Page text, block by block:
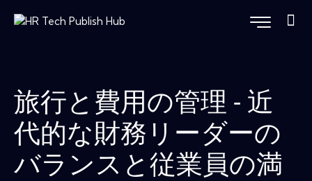
旅行と費用の管理 - 近
代的な財務リーダーの
バランスと従業員の満